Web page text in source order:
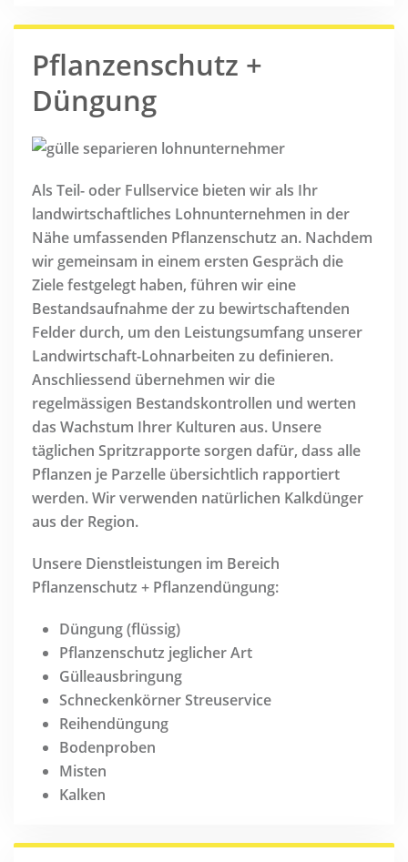
Pflanzenschutz +
Düngung
Als Teil- oder Fullservice bieten wir als Ihr
landwirtschaftliches Lohnunternehmen in der
Nähe umfassenden Pflanzenschutz an. Nachdem
wir gemeinsam in einem ersten Gespräch die
Ziele festgelegt haben, führen wir eine
Bestandsaufnahme der zu bewirtschaftenden
Felder durch, um den Leistungsumfang unserer
Landwirtschaft-Lohnarbeiten zu definieren.
Anschliessend übernehmen wir die
regelmässigen Bestandskontrollen und werten
das Wachstum Ihrer Kulturen aus. Unsere
täglichen Spritzrapporte sorgen dafür, dass alle
Pflanzen je Parzelle übersichtlich rapportiert
werden. Wir verwenden natürlichen Kalkdünger
aus der Region.
Unsere Dienstleistungen im Bereich
Pflanzenschutz + Pflanzendüngung:
Düngung (flüssig)
Pflanzenschutz jeglicher Art
Gülleausbringung
Schneckenkörner Streuservice
Reihendüngung
Bodenproben
Misten
Kalken